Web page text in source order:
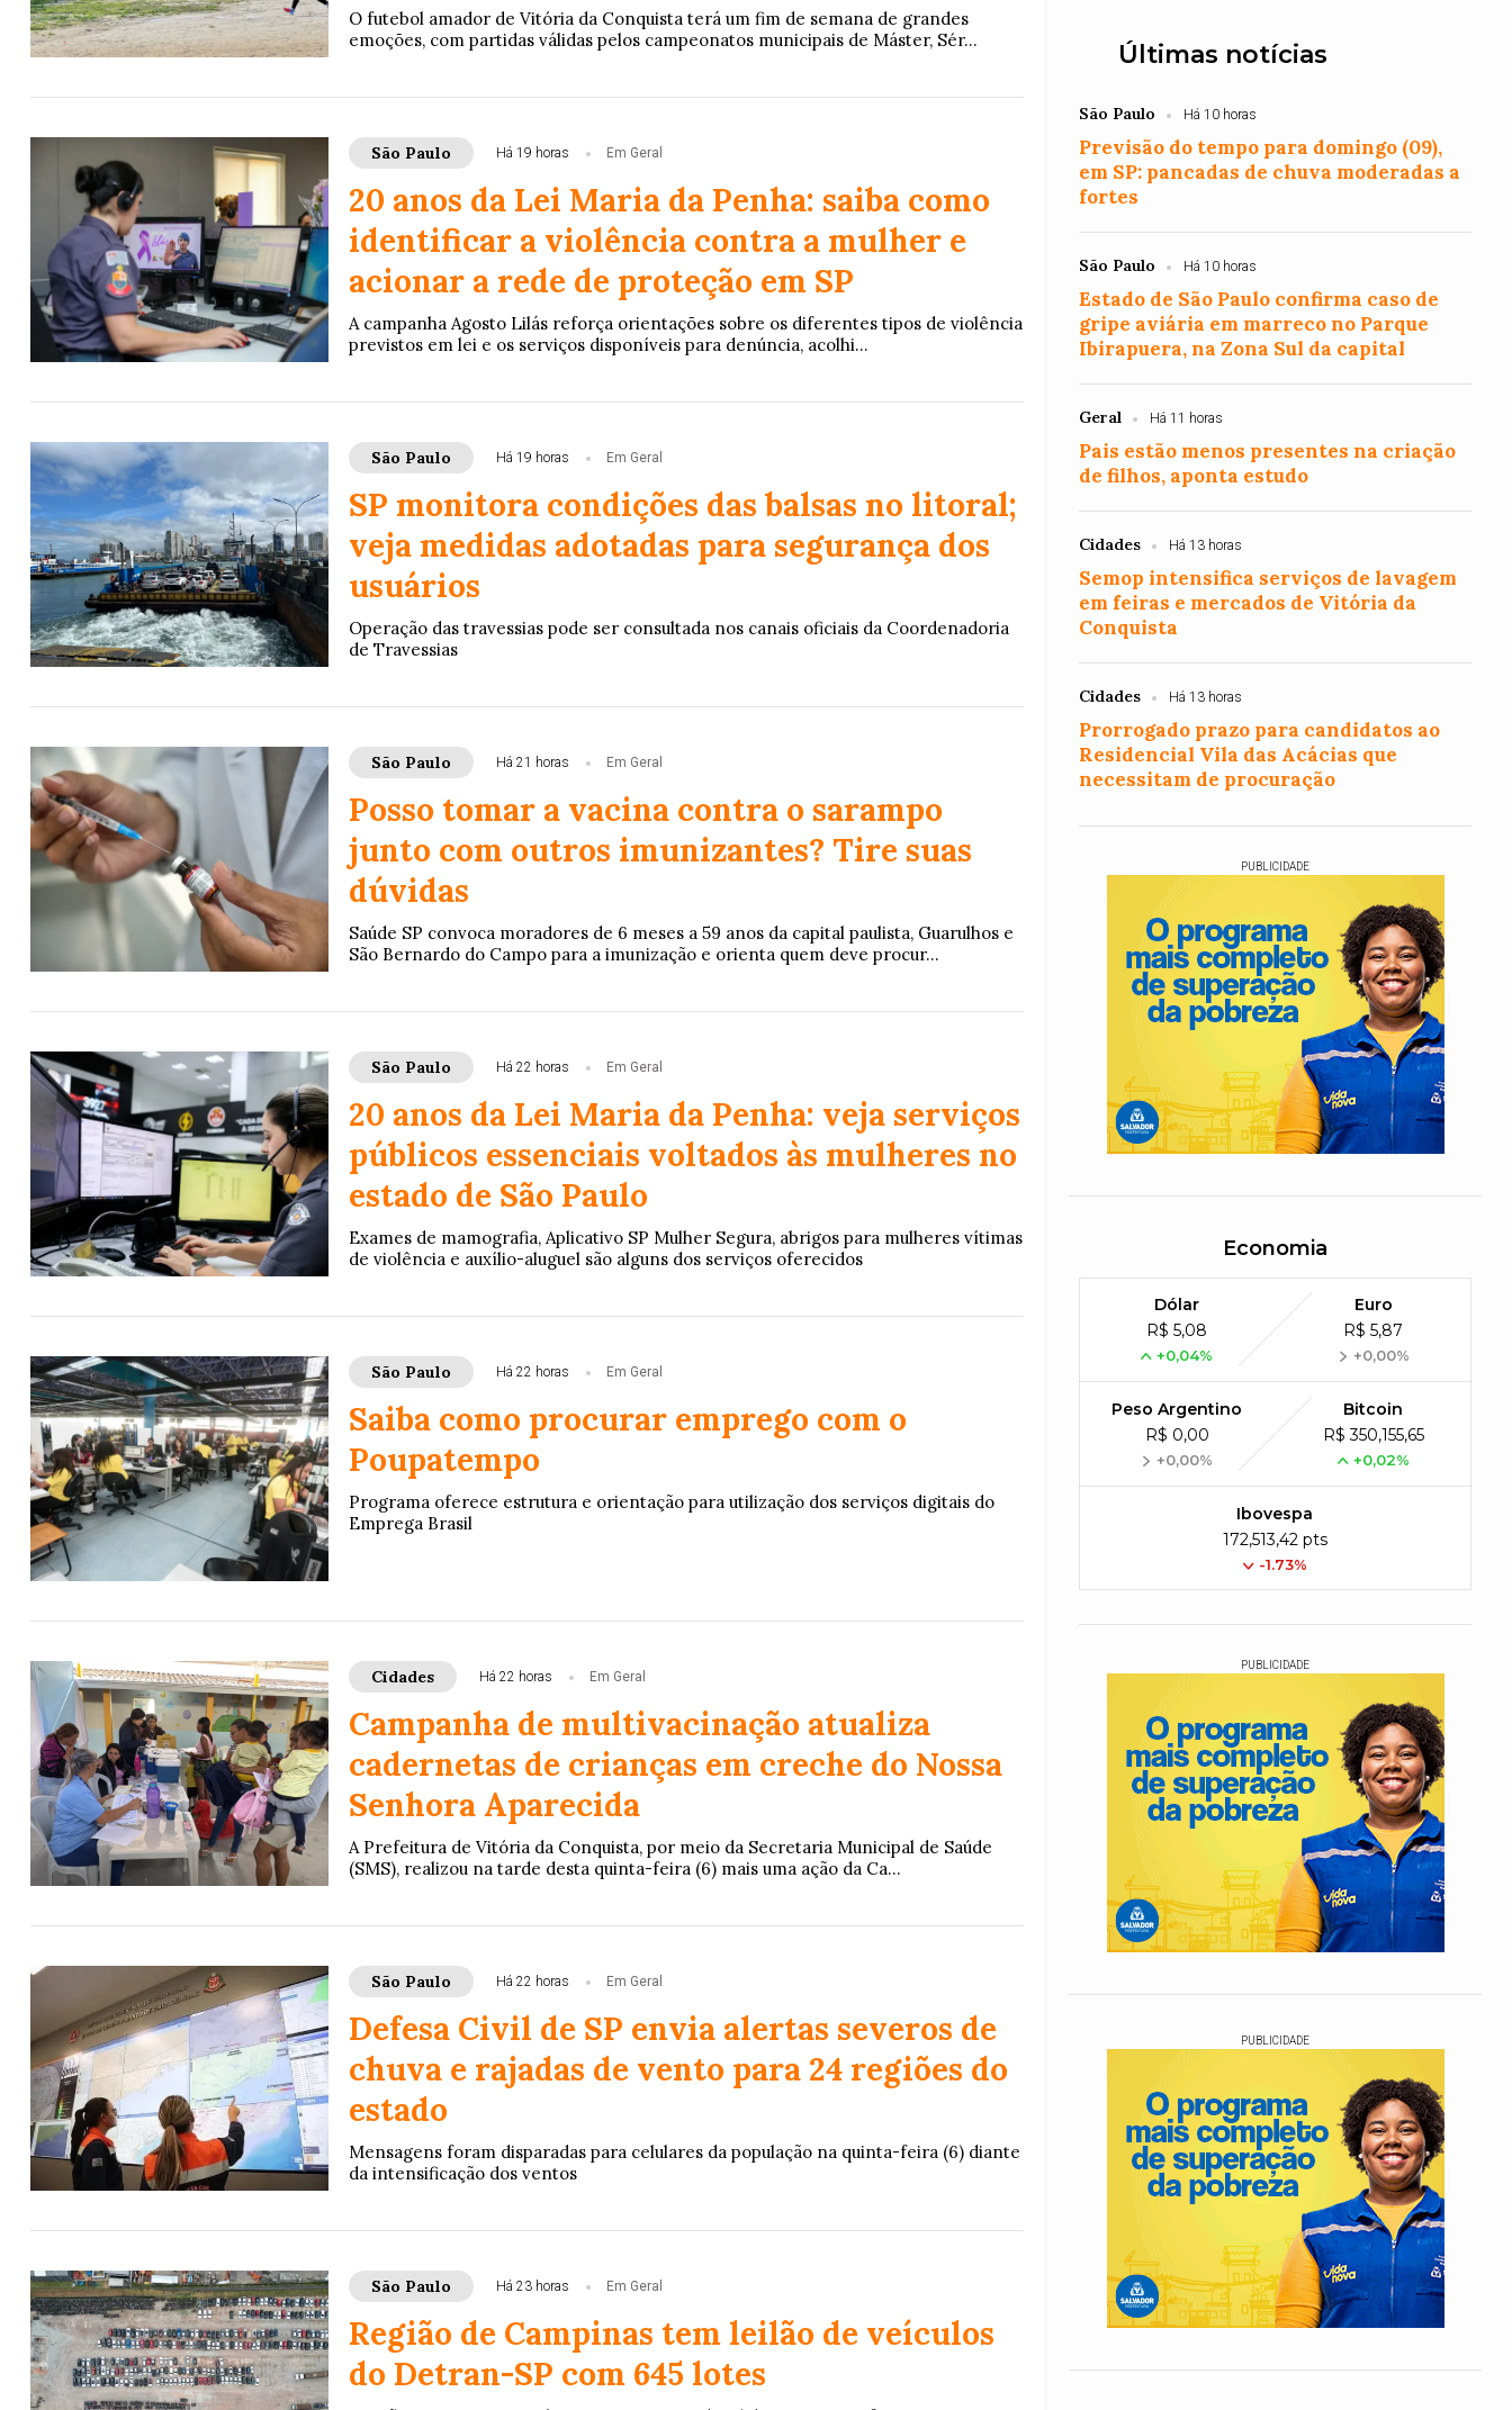
O futebol amador de Vitória da Conquista terá um fim de semana de grandes
emoções, com partidas válidas pelos campeonatos municipais de Máster, Sér...
São Paulo Há 19 horas Em Geral
20 anos da Lei Maria da Penha: saiba como
identificar a violência contra a mulher e
acionar a rede de proteção em SP
A campanha Agosto Lilás reforça orientações sobre os diferentes tipos de violência
previstos em lei e os serviços disponíveis para denúncia, acolhi...
São Paulo Há 19 horas Em Geral
SP monitora condições das balsas no litoral;
veja medidas adotadas para segurança dos
usuários
Operação das travessias pode ser consultada nos canais oficiais da Coordenadoria
de Travessias
São Paulo Há 21 horas Em Geral
Posso tomar a vacina contra o sarampo
junto com outros imunizantes? Tire suas
dúvidas
Saúde SP convoca moradores de 6 meses a 59 anos da capital paulista, Guarulhos e
São Bernardo do Campo para a imunização e orienta quem deve procur...
São Paulo Há 22 horas Em Geral
20 anos da Lei Maria da Penha: veja serviços
públicos essenciais voltados às mulheres no
estado de São Paulo
Exames de mamografia, Aplicativo SP Mulher Segura, abrigos para mulheres vítimas
de violência e auxílio-aluguel são alguns dos serviços oferecidos
São Paulo Há 22 horas Em Geral
Saiba como procurar emprego com o
Poupatempo
Programa oferece estrutura e orientação para utilização dos serviços digitais do
Emprega Brasil
Cidades Há 22 horas Em Geral
Campanha de multivacinação atualiza
cadernetas de crianças em creche do Nossa
Senhora Aparecida
A Prefeitura de Vitória da Conquista, por meio da Secretaria Municipal de Saúde
(SMS), realizou na tarde desta quinta-feira (6) mais uma ação da Ca...
São Paulo Há 22 horas Em Geral
Defesa Civil de SP envia alertas severos de
chuva e rajadas de vento para 24 regiões do
estado
Mensagens foram disparadas para celulares da população na quinta-feira (6) diante
da intensificação dos ventos
São Paulo Há 23 horas Em Geral
Região de Campinas tem leilão de veículos
do Detran-SP com 645 lotes
Últimas notícias
São Paulo Há 10 horas
Previsão do tempo para domingo (09),
em SP: pancadas de chuva moderadas a
fortes
São Paulo Há 10 horas
Estado de São Paulo confirma caso de
gripe aviária em marreco no Parque
Ibirapuera, na Zona Sul da capital
Geral Há 11 horas
Pais estão menos presentes na criação
de filhos, aponta estudo
Cidades Há 13 horas
Semop intensifica serviços de lavagem
em feiras e mercados de Vitória da
Conquista
Cidades Há 13 horas
Prorrogado prazo para candidatos ao
Residencial Vila das Acácias que
necessitam de procuração
PUBLICIDADE
Economia
Dólar
R$ 5,08
+0,04%
Euro
R$ 5,87
+0,00%
Peso Argentino
R$ 0,00
+0,00%
Bitcoin
R$ 350,155,65
+0,02%
Ibovespa
172,513,42 pts
-1.73%
PUBLICIDADE
PUBLICIDADE